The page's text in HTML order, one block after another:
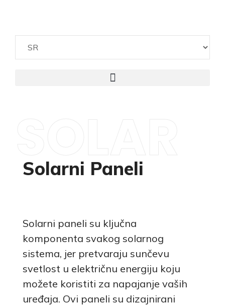
Solarni Paneli
Solarni paneli su ključna
komponenta svakog solarnog
sistema, jer pretvaraju sunčevu
svetlost u električnu energiju koju
možete koristiti za napajanje vaših
uređaja. Ovi paneli su dizajnirani